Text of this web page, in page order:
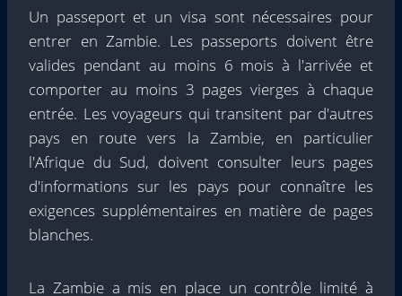
Un passeport et un visa sont nécessaires pour
entrer en Zambie. Les passeports doivent être
valides pendant au moins 6 mois à l'arrivée et
comporter au moins 3 pages vierges à chaque
entrée. Les voyageurs qui transitent par d'autres
pays en route vers la Zambie, en particulier
l'Afrique du Sud, doivent consulter leurs pages
d'informations sur les pays pour connaître les
exigences supplémentaires en matière de pages
blanches.
La Zambie a mis en place un contrôle limité à